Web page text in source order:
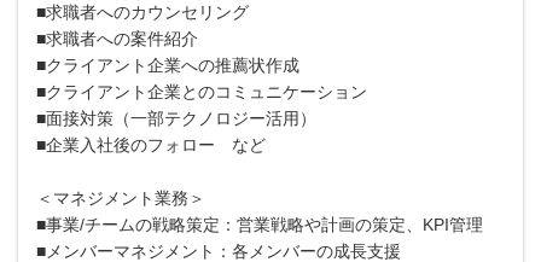
■求職者へのカウンセリング
■求職者への案件紹介
■クライアント企業への推薦状作成
■クライアント企業とのコミュニケーション
■面接対策（一部テクノロジー活用）
■企業入社後のフォロー など
＜マネジメント業務＞
■事業/チームの戦略策定：営業戦略や計画の策定、KPI管理
■メンバーマネジメント：各メンバーの成長支援